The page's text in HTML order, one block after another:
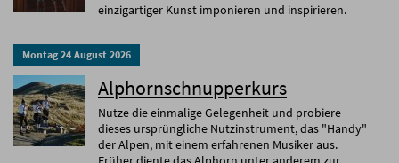
einzigartiger Kunst imponieren und inspirieren.
Montag 24 August 2026
Alphornschnupperkurs
Nutze die einmalige Gelegenheit und probiere
dieses ursprüngliche Nutzinstrument, das "Handy"
der Alpen, mit einem erfahrenen Musiker aus.